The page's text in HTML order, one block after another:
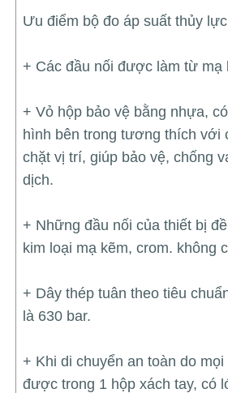
Ưu điểm bộ đo áp suất thủy
+ Các đầu nối được làm từ mạ
+ Vỏ hộp bảo vệ bằng nhựa,
hình bên trong tương thích với
chặt vị trí, giúp bảo vệ, chống
dịch.
+ Những đầu nối của thiết bị
kim loại mạ kẽm, crom. không
+ Dây thép tuân theo tiêu
là 630 bar.
+ Khi di chuyển an toàn do
được trong 1 hộp xách tay, có